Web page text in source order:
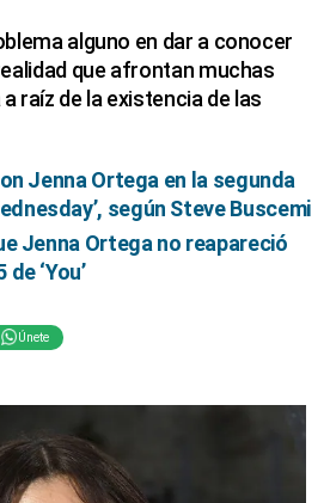
alguno en dar a conocer
que afrontan muchas
raíz de la existencia de las
Jenna Ortega en la segunda
según Steve Buscemi
Jenna Ortega no reapareció
‘You’
Únete